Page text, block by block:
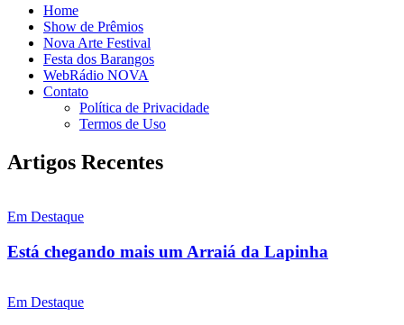
Home
Show de Prêmios
Nova Arte Festival
Festa dos Barangos
WebRádio NOVA
Contato
Política de Privacidade
Termos de Uso
Artigos Recentes
Em Destaque
Está chegando mais um Arraiá da Lapinha
Em Destaque